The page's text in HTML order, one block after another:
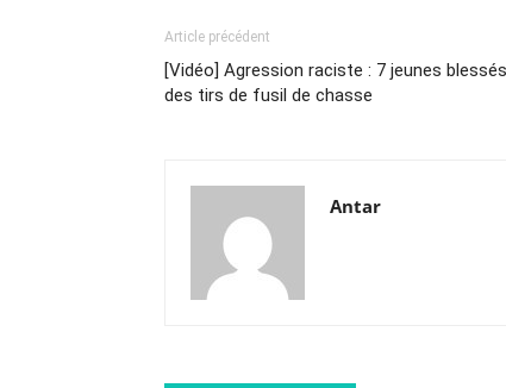
Article précédent
[Vidéo] Agression raciste : 7 jeunes
des tirs de fusil de chasse
Antar